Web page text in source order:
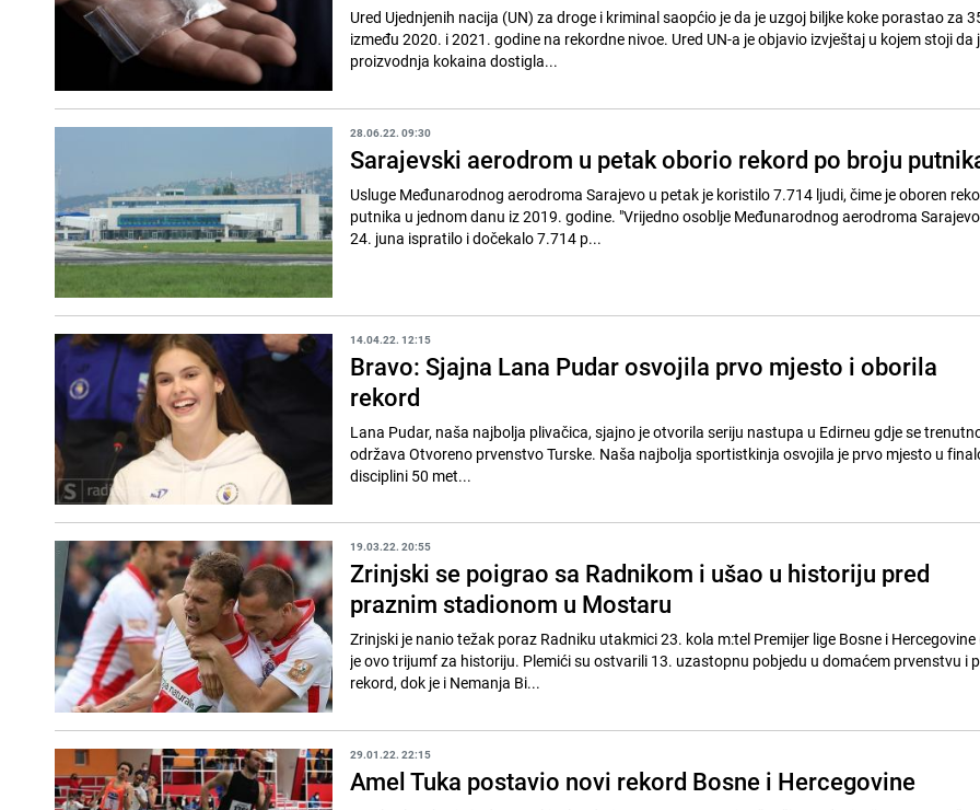
Ured Ujednjenih nacija (UN) za droge i kriminal saopćio je da je uzgoj biljke koke porastao za
između 2020. i 2021. godine na rekordne nivoe. Ured UN-a je objavio izvještaj u kojem stoji da
proizvodnja kokaina dostigla...
28.06.22. 09:30
Sarajevski aerodrom u petak oborio rekord po broju
Usluge Međunarodnog aerodroma Sarajevo u petak je koristilo 7.714 ljudi, čime je oboren
putnika u jednom danu iz 2019. godine. "Vrijedno osoblje Međunarodnog aerodroma
24. juna ispratilo i dočekalo 7.714 p...
14.04.22. 12:15
Bravo: Sjajna Lana Pudar osvojila prvo mjesto i oborila
rekord
Lana Pudar, naša najbolja plivačica, sjajno je otvorila seriju nastupa u Edirneu gdje se
održava Otvoreno prvenstvo Turske. Naša najbolja sportistkinja osvojila je prvo mjesto u
disciplini 50 met...
19.03.22. 20:55
Zrinjski se poigrao sa Radnikom i ušao u historiju pred
praznim stadionom u Mostaru
Zrinjski je nanio težak poraz Radniku utakmici 23. kola m:tel Premijer lige Bosne i Hercegovine
je ovo trijumf za historiju. Plemići su ostvarili 13. uzastopnu pobjedu u domaćem prvenstvu i
rekord, dok je i Nemanja Bi...
29.01.22. 22:15
Amel Tuka postavio novi rekord Bosne i Hercegovine